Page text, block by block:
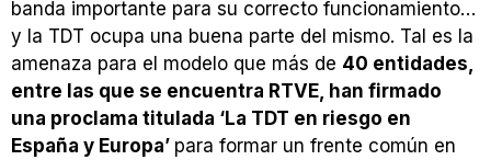
banda importante para su correcto funcionamiento…
y la TDT ocupa una buena parte del mismo. Tal es la
amenaza para el modelo que más de 40 entidades,
entre las que se encuentra RTVE, han firmado
una proclama titulada ‘La TDT en riesgo en
España y Europa’ para formar un frente común en